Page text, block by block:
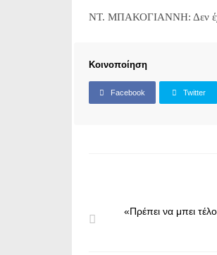
ΝΤ. ΜΠΑΚΟΓΙΑΝΝΗ: Δεν
Κοινοποίηση
Facebook Twitter
«Πρέπει να μπει